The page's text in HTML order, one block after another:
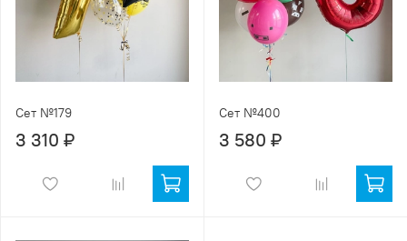
Сет №179
3 310 ₽
Сет №400
3 580 ₽